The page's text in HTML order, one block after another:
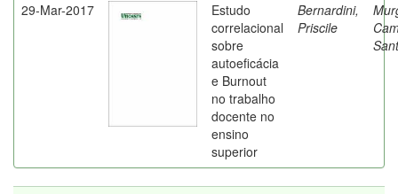
29-Mar-2017
Estudo
correlacional
sobre
autoeficácia
e Burnout
no trabalho
docente no
ensino
superior
Bernardini,
Priscile